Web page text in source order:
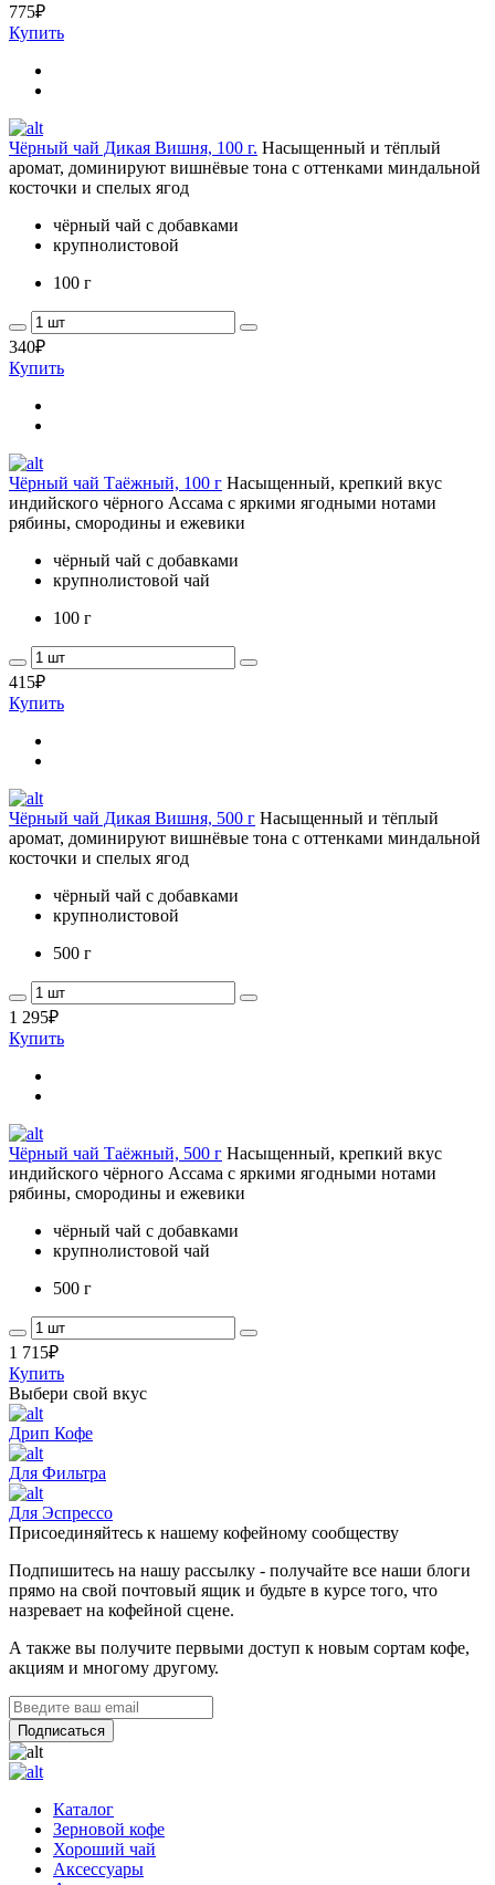
775₽
Купить
Чёрный чай Дикая Вишня, 100 г. Насыщенный и тёплый
аромат, доминируют вишнёвые тона с оттенками миндальной
косточки и спелых ягод
чёрный чай с добавками
крупнолистовой
100 г
340₽
Купить
Чёрный чай Таёжный, 100 г Насыщенный, крепкий вкус
индийского чёрного Ассама с яркими ягодными нотами
рябины, смородины и ежевики
чёрный чай с добавками
крупнолистовой чай
100 г
415₽
Купить
Чёрный чай Дикая Вишня, 500 г Насыщенный и тёплый
аромат, доминируют вишнёвые тона с оттенками миндальной
косточки и спелых ягод
чёрный чай с добавками
крупнолистовой
500 г
1 295₽
Купить
Чёрный чай Таёжный, 500 г Насыщенный, крепкий вкус
индийского чёрного Ассама с яркими ягодными нотами
рябины, смородины и ежевики
чёрный чай с добавками
крупнолистовой чай
500 г
1 715₽
Купить
Выбери свой вкус
Дрип Кофе
Для Фильтра
Для Эспрессо
Присоединяйтесь к нашему кофейному сообществу
Подпишитесь на нашу рассылку - получайте все наши блоги
прямо на свой почтовый ящик и будьте в курсе того, что
назревает на кофейной сцене.
А также вы получите первыми доступ к новым сортам кофе,
акциям и многому другому.
Каталог
Зерновой кофе
Хороший чай
Аксессуары